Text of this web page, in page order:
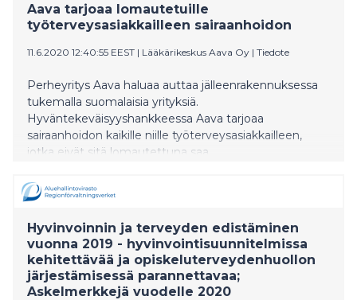
Aava tarjoaa lomautetuille
työterveysasiakkailleen sairaanhoidon
11.6.2020 12:40:55 EEST | Lääkärikeskus Aava Oy | Tiedote
Perheyritys Aava haluaa auttaa jälleenrakennuksessa
tukemalla suomalaisia yrityksiä.
Hyväntekeväisyyshankkeessa Aava tarjoaa
sairaanhoidon kaikille niille työterveysasiakkailleen,
jotka eivät sitä lomautettuna saa.
Hyvinvoinnin ja terveyden edistäminen
vuonna 2019 - hyvinvointisuunnitelmissa
kehitettävää ja opiskeluterveydenhuollon
järjestämisessä parannettavaa;
Askelmerkkejä vuodelle 2020